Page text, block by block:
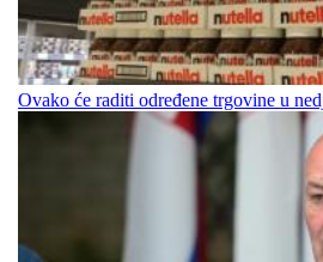
Ovako će raditi određene trgovine u